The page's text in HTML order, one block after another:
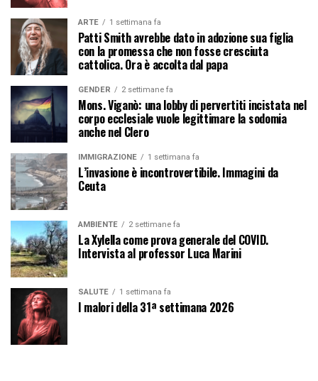
ARTE 1 settimana fa
Patti Smith avrebbe dato in adozione sua figlia
con la promessa che non fosse cresciuta
cattolica. Ora è accolta dal papa
GENDER 2 settimane fa
Mons. Viganò: una lobby di pervertiti incistata nel
corpo ecclesiale vuole legittimare la sodomia
anche nel Clero
IMMIGRAZIONE 1 settimana fa
L’invasione è incontrovertibile. Immagini da
Ceuta
AMBIENTE 2 settimane fa
La Xylella come prova generale del COVID.
Intervista al professor Luca Marini
SALUTE 1 settimana fa
I malori della 31ª settimana 2026